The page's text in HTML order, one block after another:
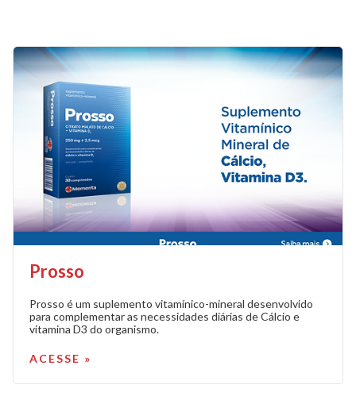
Prosso
Prosso é um suplemento vitamínico-mineral desenvolvido
para complementar as necessidades diárias de Cálcio e
vitamina D3 do organismo.
ACESSE »